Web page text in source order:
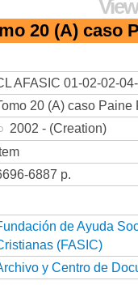
20 (A) caso
AFASIC 01-02-02-
20 (A) caso Paine
2002 - (Creation)
6887 p.
de Ayuda
(FASIC)
y Centro de